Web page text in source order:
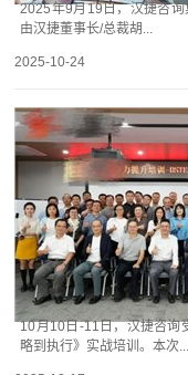
2025年9月19日，汉捷咨询
由汉捷董事长/总裁胡...
2025-10-24
10月10日-11日，汉捷咨询
略到执行》实战培训。本次...